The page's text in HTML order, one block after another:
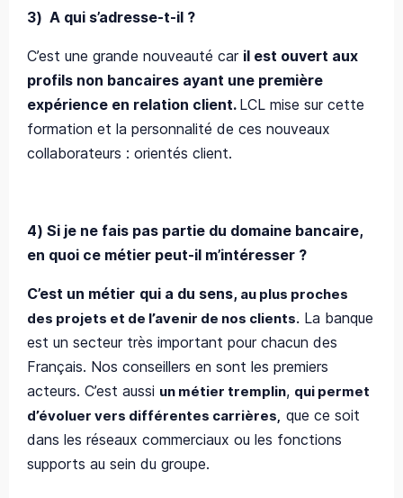
3) A qui s’adresse-t-il ?
C’est une grande nouveauté car il est ouvert aux
profils non bancaires ayant une première
expérience en relation client. LCL mise sur cette
formation et la personnalité de ces nouveaux
collaborateurs : orientés client.
4) Si je ne fais pas partie du domaine bancaire,
en quoi ce métier peut-il m’intéresser ?
C’est un métier qui a du sens, au plus proches
des projets et de l’avenir de nos clients. La banque
est un secteur très important pour chacun des
Français. Nos conseillers en sont les premiers
acteurs. C’est aussi un métier tremplin, qui permet
d’évoluer vers différentes carrières, que ce soit
dans les réseaux commerciaux ou les fonctions
supports au sein du groupe.